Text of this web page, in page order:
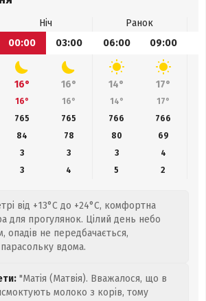
Ніч
Ранок
00:00
03:00 06:00 09:00
16° 16° 14° 17°
16° 16° 14° 17°
765
765 766 766
84
78 80 69
3
3 3
4
3
4 5 2
від +13°C до +24°C, комфортна
для прогулянок. Цілий день небо
опадів не передбачається,
вдома.
"Матія (Матвія). Вважалося, що в
молоко з корів, тому